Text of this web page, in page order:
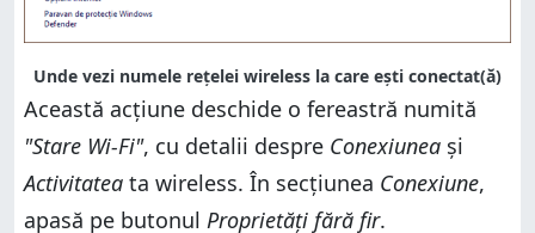
Unde vezi numele rețelei wireless la care ești conectat(ă)
Această acţiune deschide o fereastră numită
"Stare Wi-Fi", cu detalii despre Conexiunea şi
Activitatea ta wireless. În secţiunea Conexiune,
apasă pe butonul Proprietăţi fără fir.